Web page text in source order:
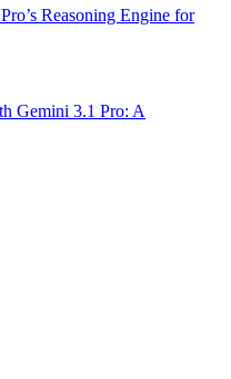
Reasoning Engine for
Gemini 3.1 Pro: A